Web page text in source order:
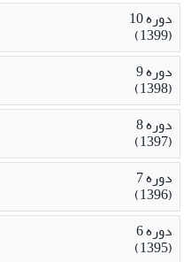
دوره 10
(1399)
دوره 9
(1398)
دوره 8
(1397)
دوره 7
(1396)
دوره 6
(1395)